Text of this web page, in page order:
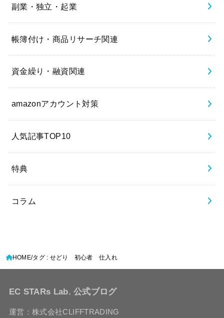
副業・独立・起業
帳簿付け・商品リサーチ関連
資金繰り・融資関連
amazonアカウント対策
人気記事TOP10
特典
コラム
HOME タグ : せどり 初心者 仕入れ
EC STARs Lab. 公式ブログ
運営：株式会社CLIFFTRADING